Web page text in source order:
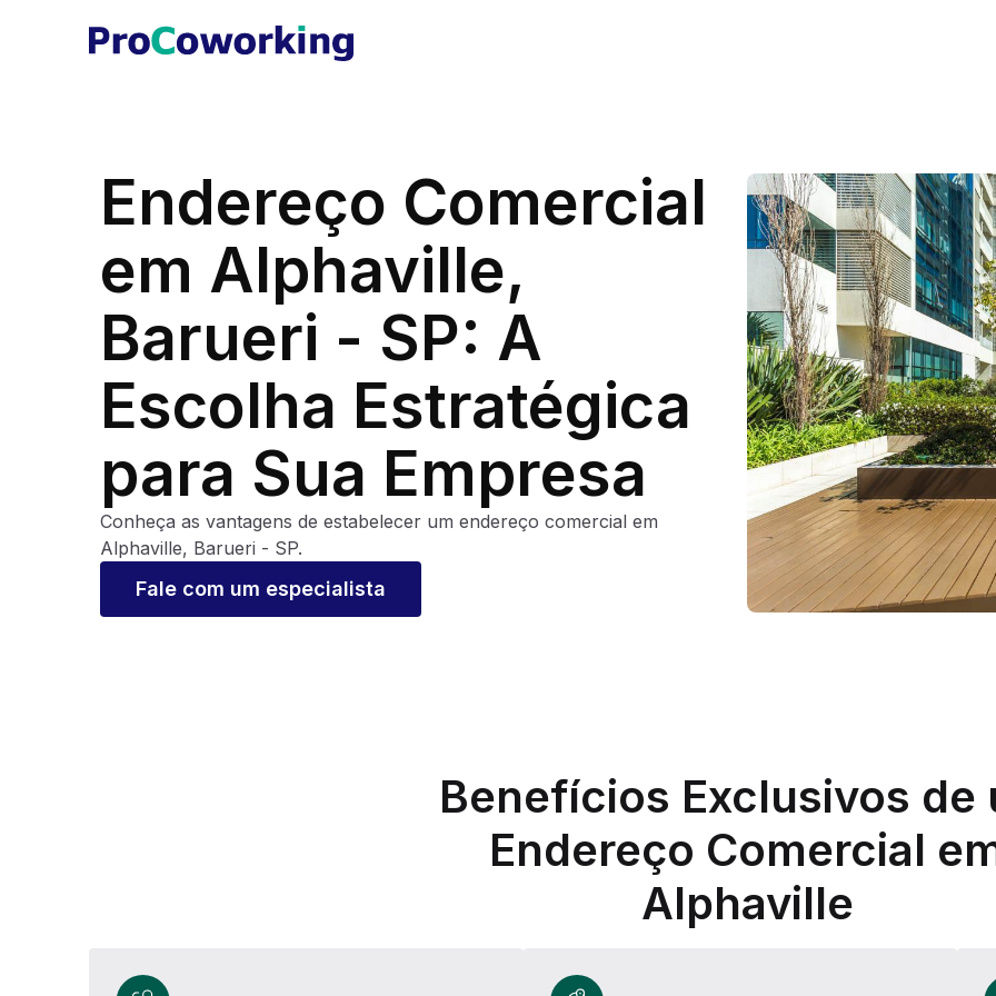
Endereço Comercial
em Alphaville,
Barueri - SP: A
Escolha Estratégica
para Sua Empresa
Conheça as vantagens de estabelecer um endereço comercial em
Alphaville, Barueri - SP.
Fale com um especialista
Benefícios Exclusivos de
Endereço Comercial
Alphaville